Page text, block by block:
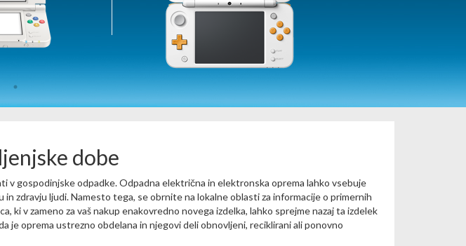
dobe
v gospodinjske odpadke. Odpadna električna in elektronska oprema lahko vsebuje
zdravju ljudi. Namesto tega, se obrnite na lokalne oblasti za informacije o primernih
ki v zameno za vaš nakup enakovredno novega izdelka, lahko sprejme nazaj ta izdelek
je oprema ustrezno obdelana in njegovi deli obnovljeni, reciklirani ali ponovno